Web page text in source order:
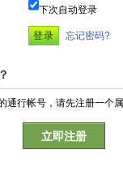
下次自动登录
忘记密码?
通行帐号，请先注册一个
立即注册